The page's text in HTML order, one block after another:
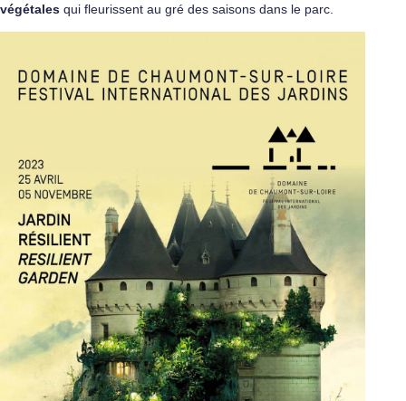
végétales qui fleurissent au gré des saisons dans le parc.